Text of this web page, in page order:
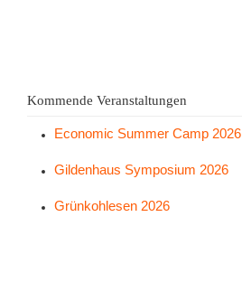
Kommende Veranstaltungen
Economic Summer Camp 2026
Gildenhaus Symposium 2026
Grünkohlesen 2026